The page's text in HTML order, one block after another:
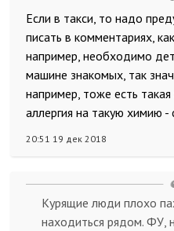
Если в такси, то надо
писать в комментариях,
например, необходимо
машине знакомых, так
например, тоже есть
аллергия на такую химию
20:51 19 дек 2018
Курящие люди плохо
находиться рядом. ФУ,